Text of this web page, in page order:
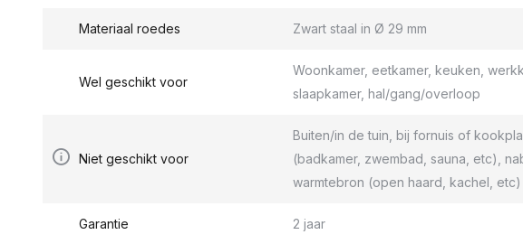
Materiaal roedes Zwart staal in Ø 29 mm
Wel geschikt voor
Woonkamer, eetkamer, keuken,
slaapkamer, hal/gang/overloop
Niet geschikt voor
Buiten/in de tuin, bij fornuis of
(badkamer, zwembad, sauna, etc),
warmtebron (open haard, kachel, etc)
Garantie 2 jaar